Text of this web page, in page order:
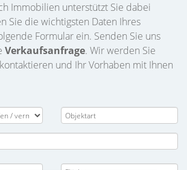
Immobilien unterstützt Sie dabei
Sie die wichtigsten Daten Ihres
Formular ein. Senden Sie uns
Verkaufsanfrage. Wir werden Sie
und Ihr Vorhaben mit Ihnen